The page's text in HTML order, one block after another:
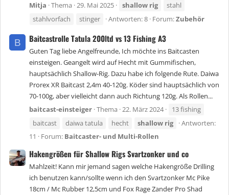
Mitja Thema 29. Mai 2025 shallow rig
stahl
stahlvorfach
stinger Antworten: 8 Forum:Zubehör
B Baitcastrolle Tatula 200ltd vs 13 Fishing A3
Guten Tag liebe Angelfreunde, Ich möchte ins Baitcasten
einsteigen. Geangelt wird auf Hecht mit Gummifischen,
hauptsächlich Shallow-Rig. Dazu habe ich folgende Rute. Daiwa
Prorex XR Baitcast 2,4m 40-120g. Köder sind hauptsächlich von
70-100g, aber vielleicht dann auch Richtung 120g. Als Rollen...
baitcast-einsteiger Thema 22. März 2024
13 fishing
baitcast
daiwa tatula hecht shallow rig
Antworten:
11
Forum: Baitcaster- und Multi-Rollen
Hakengrößen für Shallow Rigs Svartzonker und co
Mahlzeit! Kann mir jemand sagen welche Hakengröße Drilling
ich benutzen kann/sollte wenn ich den Svartzonker Mc Pike
18cm / Mc Rubber 12,5cm und Fox Rage Zander Pro Shad